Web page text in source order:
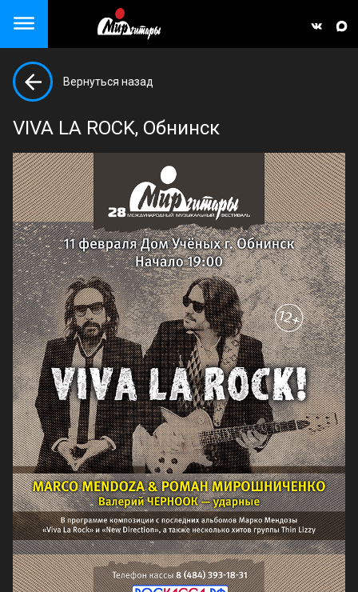
Close menu
Вернуться назад
VIVA LA ROCK, Обнинск